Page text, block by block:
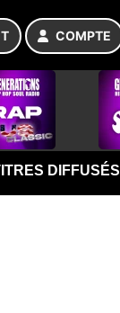
COMPTE
DIFFUSÉS